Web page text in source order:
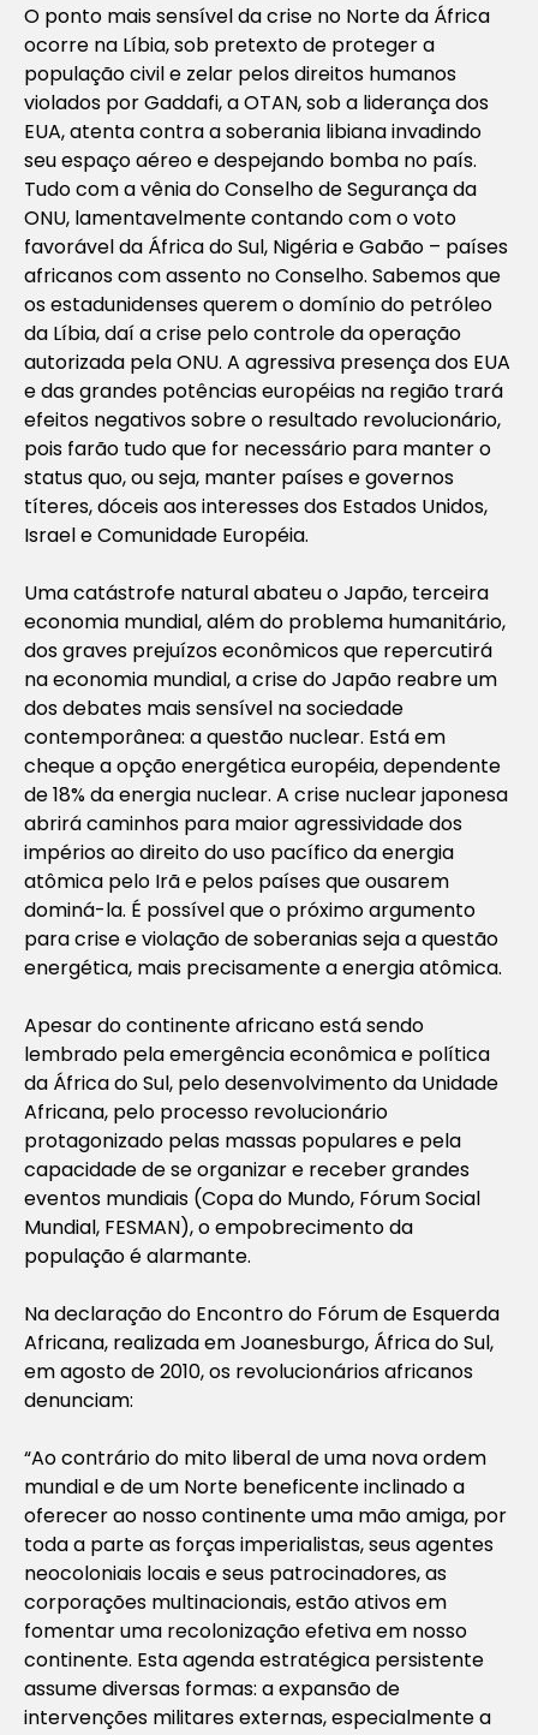
O ponto mais sensível da crise no Norte da África
ocorre na Líbia, sob pretexto de proteger a
população civil e zelar pelos direitos humanos
violados por Gaddafi, a OTAN, sob a liderança dos
EUA, atenta contra a soberania libiana invadindo
seu espaço aéreo e despejando bomba no país.
Tudo com a vênia do Conselho de Segurança da
ONU, lamentavelmente contando com o voto
favorável da África do Sul, Nigéria e Gabão – países
africanos com assento no Conselho. Sabemos que
os estadunidenses querem o domínio do petróleo
da Líbia, daí a crise pelo controle da operação
autorizada pela ONU. A agressiva presença dos EUA
e das grandes potências européias na região trará
efeitos negativos sobre o resultado revolucionário,
pois farão tudo que for necessário para manter o
status quo, ou seja, manter países e governos
títeres, dóceis aos interesses dos Estados Unidos,
Israel e Comunidade Européia.
Uma catástrofe natural abateu o Japão, terceira
economia mundial, além do problema humanitário,
dos graves prejuízos econômicos que repercutirá
na economia mundial, a crise do Japão reabre um
dos debates mais sensível na sociedade
contemporânea: a questão nuclear. Está em
cheque a opção energética européia, dependente
de 18% da energia nuclear. A crise nuclear japonesa
abrirá caminhos para maior agressividade dos
impérios ao direito do uso pacífico da energia
atômica pelo Irã e pelos países que ousarem
dominá-la. É possível que o próximo argumento
para crise e violação de soberanias seja a questão
energética, mais precisamente a energia atômica.
Apesar do continente africano está sendo
lembrado pela emergência econômica e política
da África do Sul, pelo desenvolvimento da Unidade
Africana, pelo processo revolucionário
protagonizado pelas massas populares e pela
capacidade de se organizar e receber grandes
eventos mundiais (Copa do Mundo, Fórum Social
Mundial, FESMAN), o empobrecimento da
população é alarmante.
Na declaração do Encontro do Fórum de Esquerda
Africana, realizada em Joanesburgo, África do Sul,
em agosto de 2010, os revolucionários africanos
denunciam:
“Ao contrário do mito liberal de uma nova ordem
mundial e de um Norte beneficente inclinado a
oferecer ao nosso continente uma mão amiga, por
toda a parte as forças imperialistas, seus agentes
neocoloniais locais e seus patrocinadores, as
corporações multinacionais, estão ativos em
fomentar uma recolonização efetiva em nosso
continente. Esta agenda estratégica persistente
assume diversas formas: a expansão de
intervenções militares externas, especialmente a